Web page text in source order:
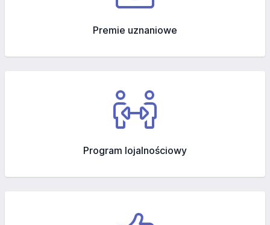
Premie uznaniowe
Program lojalnościowy